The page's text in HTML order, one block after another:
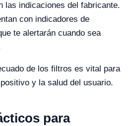
las indicaciones del fabricante.
con indicadores de
te alertarán cuando sea
de los filtros es vital para
y la salud del usuario.
para